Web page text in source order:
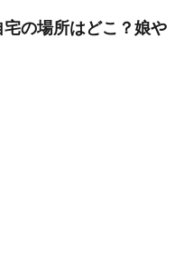
の場所はどこ？娘や